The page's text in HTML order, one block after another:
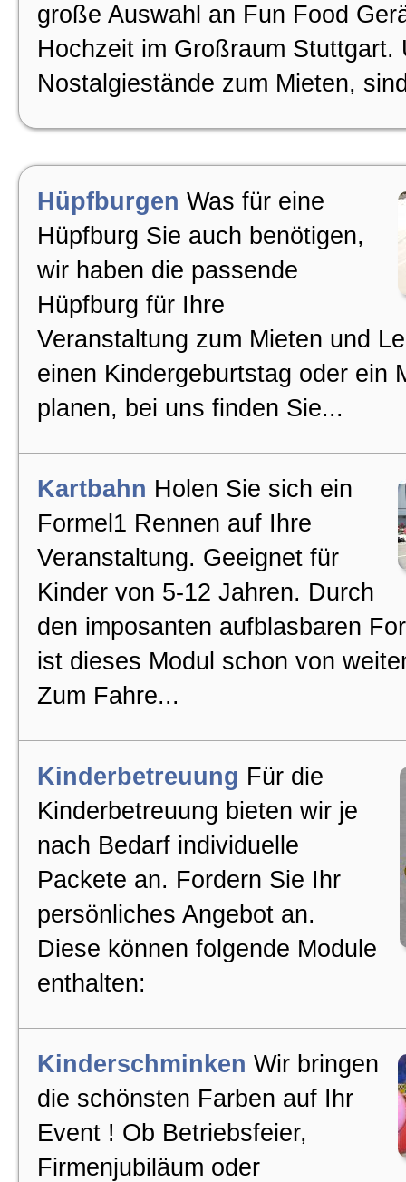
große Auswahl an Fun Food
Hochzeit im Großraum Stuttgart.
Nostalgiestände zum Mieten,
Hüpfburgen Was für eine
Hüpfburg Sie auch benötigen,
wir haben die passende
Hüpfburg für Ihre
Veranstaltung zum Mieten und
einen Kindergeburtstag oder ein
planen, bei uns finden Sie...
Kartbahn Holen Sie sich ein
Formel1 Rennen auf Ihre
Veranstaltung. Geeignet für
Kinder von 5-12 Jahren. Durch
den imposanten aufblasbaren
ist dieses Modul schon von
Zum Fahre...
Kinderbetreuung Für die
Kinderbetreuung bieten wir je
nach Bedarf individuelle
Packete an. Fordern Sie Ihr
persönliches Angebot an.
Diese können folgende Module
enthalten:
Kinderschminken Wir bringen
die schönsten Farben auf Ihr
Event ! Ob Betriebsfeier,
Firmenjubiläum oder